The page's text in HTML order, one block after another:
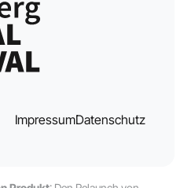
ImpressumDatenschutz